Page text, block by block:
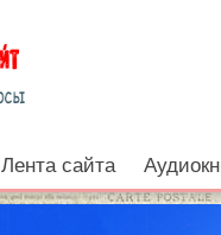
Лента сайта